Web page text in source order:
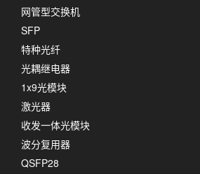
网管型交换机
SFP
特种光纤
光耦继电器
1x9光模块
激光器
收发一体光模块
波分复用器
QSFP28